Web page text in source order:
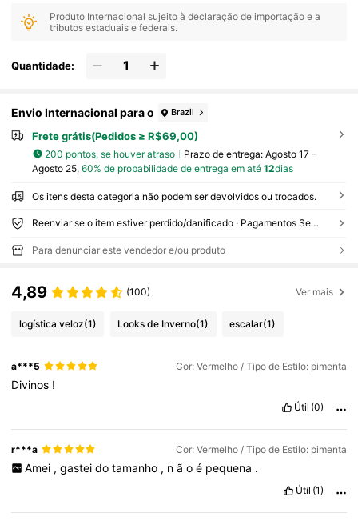
Produto Internacional sujeito à declaração de importação e a
tributos estaduais e federais.
Quantidade:
Envio Internacional para o Brazil
Frete grátis(Pedidos ≥ R$69,00)
200 pontos, se houver atraso Prazo de entrega: Agosto 17 -
Agosto 25, 60% de probabilidade de entrega em até 12dias
Os itens desta categoria não podem ser devolvidos ou trocados.
Reenviar se o item estiver perdido/danificado · Pagamentos Seguros · Proteção de privacidade
Para denunciar este vendedor e/ou produto
4,89 (100) Ver mais
logística veloz(1) Looks de Inverno(1) escalar(1)
a***5 Cor: Vermelho / Tipo de Estilo: pimenta
Divinos !
Útil (0)
r***a Cor: Vermelho / Tipo de Estilo: pimenta
Amei , gastei do tamanho , n ã o é pequena .
Útil (1)